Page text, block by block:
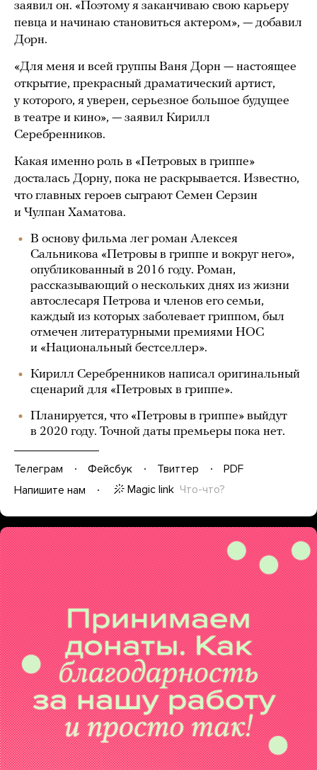
заявил он. «Поэтому я заканчиваю свою карьеру
певца и начинаю становиться актером», — добавил
Дорн.
«Для меня и всей группы Ваня Дорн — настоящее
открытие, прекрасный драматический артист,
у которого, я уверен, серьезное большое будущее
в театре и кино», — заявил Кирилл
Серебренников.
Какая именно роль в «Петровых в гриппе»
досталась Дорну, пока не раскрывается. Известно,
что главных героев сыграют Семен Серзин
и Чулпан Хаматова.
В основу фильма лег роман Алексея
Сальникова «Петровы в гриппе и вокруг него»,
опубликованный в 2016 году. Роман,
рассказывающий о нескольких днях из жизни
автослесаря Петрова и членов его семьи,
каждый из которых заболевает гриппом, был
отмечен литературными премиями НОС
и «Национальный бестселлер».
Кирилл Серебренников написал оригинальный
сценарий для «Петровых в гриппе».
Планируется, что «Петровы в гриппе» выйдут
в 2020 году. Точной даты премьеры пока нет.
Телеграм Фейсбук Твиттер
PDF
Напишите нам
Magic link Что-что?